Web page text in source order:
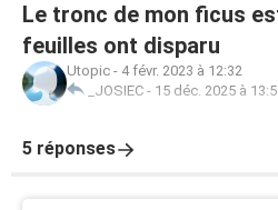
Le tronc de mon ficus
feuilles ont disparu
Utopic - 4 févr. 2023 à 12:32
_JOSIEC - 15 déc. 2025 à
5 réponses